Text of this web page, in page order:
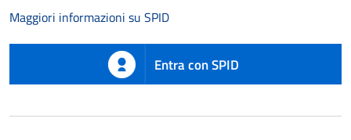
Maggiori informazioni su SPID
Entra con SPID